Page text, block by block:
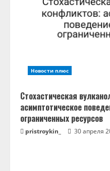
Новости плюс
Стохастическая
асимптотическое
ограниченных ресурсов
pristroykin_ 30 апреля